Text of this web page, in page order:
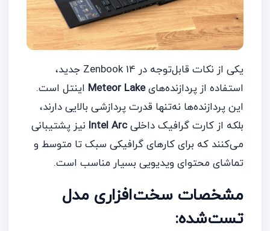
یکی از نکات قابل‌توجه در Zenbook 14 جدید،
استفاده از پردازنده‌هایMeteor Lake اینتل است.
این پردازنده‌ها نه‌تنها قدرت پردازشی بالایی دارند،
بلکه از کارت گرافیک داخلیIntel Arc نیز پشتیبانی
می‌کنند که برای کارهای گرافیکی سبک تا متوسط و
تماشای محتوای ویدیویی بسیار مناسب است.
مشخصات سخت‌افزاری مدل
تست‌شده: